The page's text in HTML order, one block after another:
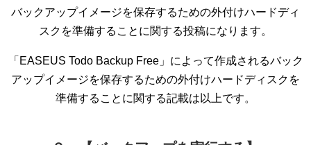
バックアップイメージを保存するための外付けハードディ
スクを準備することに関する投稿になります。
「EASEUS Todo Backup Free」によって作成されるバック
アップイメージを保存するための外付けハードディスクを
準備することに関する記載は以上です。